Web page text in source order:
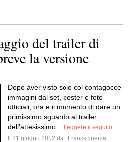
del trailer di
la versione
Dopo aver visto solo col contagocce
immagini dal set, poster e foto
ufficiali, ora è il momento di dare un
primissimo sguardo al trailer
dell'attesissimo...
Leggere il seguito
Il 21 giugno 2012 da
Frenckcinema